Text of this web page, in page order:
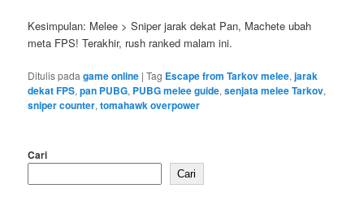
Kesimpulan: Melee > Sniper jarak dekat Pan, Machete ubah
meta FPS! Terakhir, rush ranked malam ini.
Ditulis pada game online |Tag Escape from Tarkov melee,jarak
dekat FPS,pan PUBG, PUBG melee guide,senjata melee Tarkov,
sniper counter,tomahawk overpower
Cari
Cari